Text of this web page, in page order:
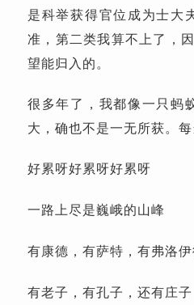
是科举获得官位成为士大
准，第二类我算不上了，
望能归入的。
很多年了，我都像一只蚂
大，确也不是一无所获。
好累呀好累呀好累呀
一路上尽是巍峨的山峰
有康德，有萨特，有弗洛伊
有老子，有孔子，还有庄子